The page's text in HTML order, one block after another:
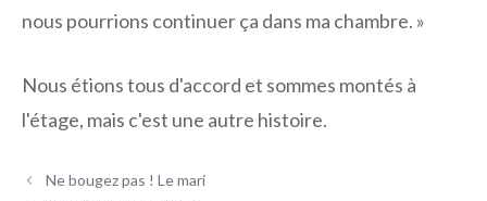
nous pourrions continuer ça dans ma chambre. »
Nous étions tous d'accord et sommes montés à
l'étage, mais c'est une autre histoire.
Navigation
Ne bougez pas ! Le mari